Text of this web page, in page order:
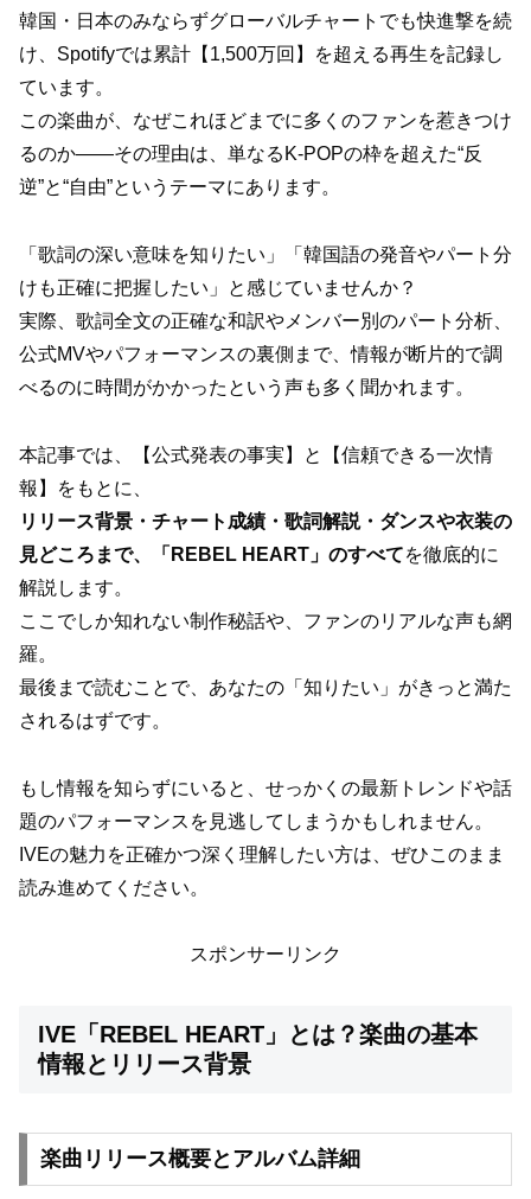
韓国・日本のみならずグローバルチャートでも快進撃を続
け、Spotifyでは累計【1,500万回】を超える再生を記録し
ています。
この楽曲が、なぜこれほどまでに多くのファンを惹きつけ
るのか——その理由は、単なるK-POPの枠を超えた“反
逆”と“自由”というテーマにあります。
「歌詞の深い意味を知りたい」「韓国語の発音やパート分
けも正確に把握したい」と感じていませんか？
実際、歌詞全文の正確な和訳やメンバー別のパート分析、
公式MVやパフォーマンスの裏側まで、情報が断片的で調
べるのに時間がかかったという声も多く聞かれます。
本記事では、【公式発表の事実】と【信頼できる一次情
報】をもとに、
リリース背景・チャート成績・歌詞解説・ダンスや衣装の
見どころまで、「REBEL HEART」のすべてを徹底的に
解説します。
ここでしか知れない制作秘話や、ファンのリアルな声も網
羅。
最後まで読むことで、あなたの「知りたい」がきっと満た
されるはずです。
もし情報を知らずにいると、せっかくの最新トレンドや話
題のパフォーマンスを見逃してしまうかもしれません。
IVEの魅力を正確かつ深く理解したい方は、ぜひこのまま
読み進めてください。
スポンサーリンク
IVE「REBEL HEART」とは？楽曲の基本
情報とリリース背景
楽曲リリース概要とアルバム詳細